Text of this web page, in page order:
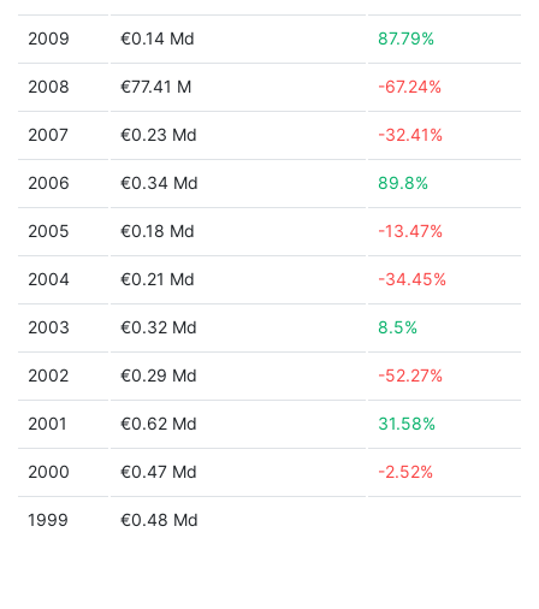
2009 €0.14 Md 87.79%
2008 €77.41 M -67.24%
2007 €0.23 Md -32.41%
2006 €0.34 Md 89.8%
2005 €0.18 Md -13.47%
2004 €0.21 Md -34.45%
2003 €0.32 Md 8.5%
2002 €0.29 Md -52.27%
2001 €0.62 Md 31.58%
2000 €0.47 Md -2.52%
1999 €0.48 Md